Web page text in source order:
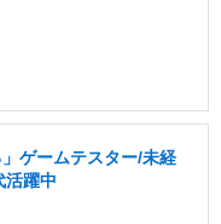
ゲームテスター/未経
活躍中